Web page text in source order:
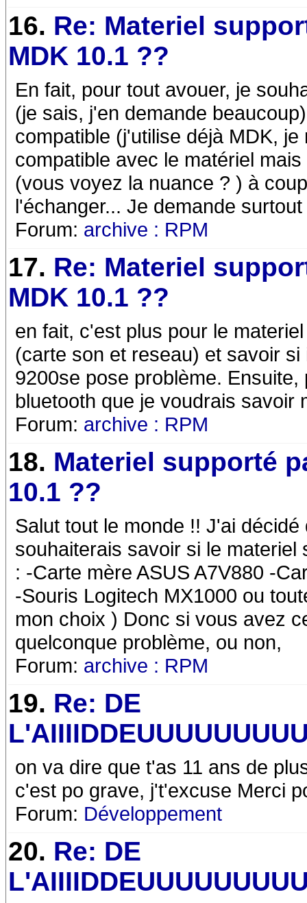
16. Re: Materiel
MDK 10.1 ??
En fait, pour tout avouer, je
(je sais, j'en demande
compatible (j'utilise déjà MDK,
compatible avec le matériel
(vous voyez la nuance ? ) à
l'échanger... Je demande surtout
Forum: archive : RPM
17. Re: Materiel
MDK 10.1 ??
en fait, c'est plus pour le
(carte son et reseau) et savoir
9200se pose problème.
bluetooth que je voudrais savoir
Forum: archive : RPM
18. Materiel supporté
10.1 ??
Salut tout le monde !! J'ai
souhaiterais savoir si le
: -Carte mère ASUS A7V880 -
-Souris Logitech MX1000 ou
mon choix ) Donc si vous avez
quelconque problème, ou non,
Forum: archive : RPM
19. Re: DE
on va dire que t'as 11 ans de
c'est po grave, j't'excuse Merci
Forum: Développement
20. Re: DE